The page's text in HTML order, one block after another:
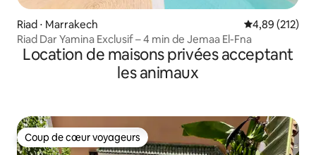
Riad ⋅ Marrakech Évaluation
4,89 (212)
Riad Dar Yamina Exclusif – 4 min de Jemaa El-Fna
Location de maisons privées acceptant
les animaux
Coup de cœur voyageurs
Coup de cœur voyageurs